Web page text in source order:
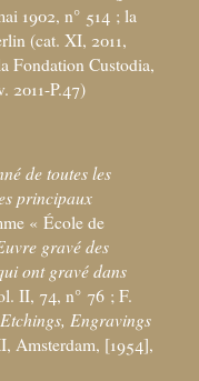
1902, n° 514 ; la
(cat. XI, 2011,
Fondation Custodia,
2011-P.47)
de toutes les
principaux
« École de
gravé des
ont gravé dans
II, 74, n° 76 ; F.
Engravings
Amsterdam, [1954],